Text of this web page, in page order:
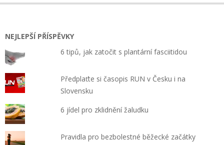
NEJLEPŠÍ PŘÍSPĚVKY
6 tipů, jak zatočit s plantární fasciitidou
Předplaťte si časopis RUN v Česku i na
Slovensku
6 jídel pro zklidnění žaludku
Pravidla pro bezbolestné běžecké začátky